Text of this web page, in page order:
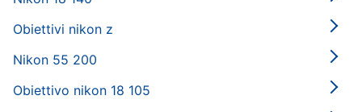
Obiettivi nikon z
Nikon 55 200
Obiettivo nikon 18 105